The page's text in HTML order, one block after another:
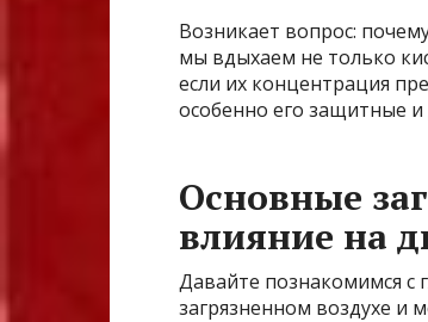
Возникает вопрос:
мы вдыхаем не только
если их концентрация
особенно его защитные
Основные
влияние на
Давайте познакомимся с
загрязненном воздухе и